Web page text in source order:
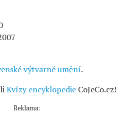
výtvarné umění.
Kvízy encyklopedie CoJeCo.cz!
Reklama: